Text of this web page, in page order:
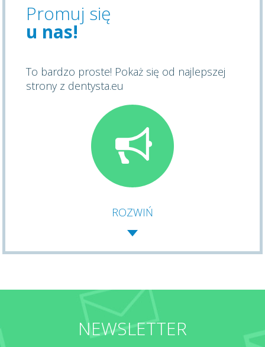
Promuj się
u nas!
To bardzo proste! Pokaż się od najlepszej
strony z dentysta.eu
ROZWIŃ
NEWSLETTER